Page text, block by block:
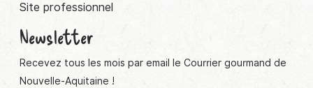
Site professionnel
Newsletter
Recevez tous les mois par email le Courrier gourmand de
Nouvelle-Aquitaine !